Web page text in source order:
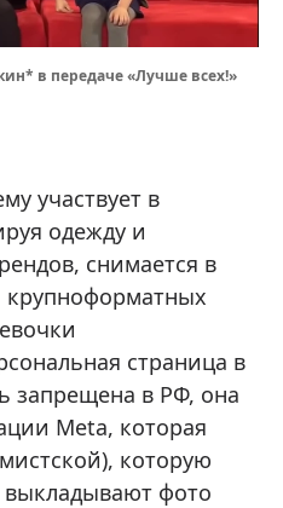
в передаче «Лучше всех!»
участвует в
одежду и
снимается в
страница в
запрещена в РФ, она
Meta, которая
которую
выкладывают фото